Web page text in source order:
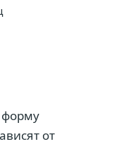
форму
от